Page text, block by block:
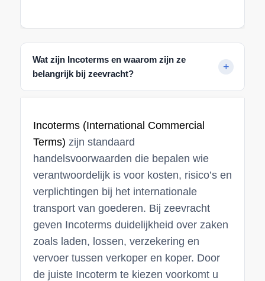
Wat zijn Incoterms en waarom zijn ze
belangrijk bij zeevracht?
Incoterms (International Commercial
Terms) zijn standaard
handelsvoorwaarden die bepalen wie
verantwoordelijk is voor kosten, risico’s en
verplichtingen bij het internationale
transport van goederen. Bij zeevracht
geven Incoterms duidelijkheid over zaken
zoals laden, lossen, verzekering en
vervoer tussen verkoper en koper. Door
de juiste Incoterm te kiezen voorkomt u